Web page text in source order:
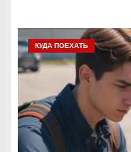
КУДА ПОЕХАТЬ